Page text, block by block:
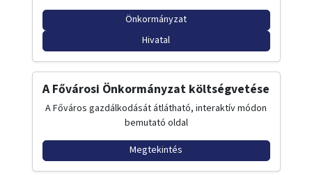
Önkormányzat
Hivatal
A Fővárosi Önkormányzat költségvetése
A Főváros gazdálkodását átlátható, interaktív módon
bemutató oldal
Megtekintés